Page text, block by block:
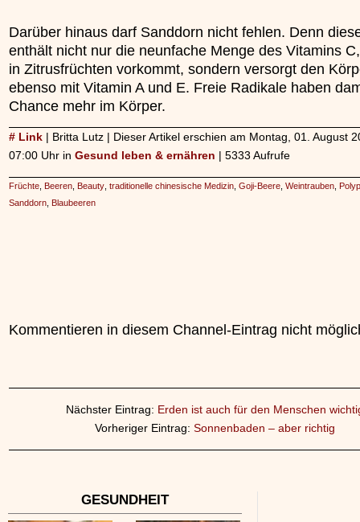
Darüber hinaus darf Sanddorn nicht fehlen. Denn
enthält nicht nur die neunfache Menge des Vitamins
in Zitrusfrüchten vorkommt, sondern versorgt den
ebenso mit Vitamin A und E. Freie Radikale haben
Chance mehr im Körper.
# Link | Britta Lutz | Dieser Artikel erschien am Montag, 01. August
07:00 Uhr in Gesund leben & ernähren | 5333 Aufrufe
Früchte Beeren Beauty traditionelle chinesische Medizin Goji-Beere Weintrauben
Sanddorn Blaubeeren
Kommentieren in diesem Channel-Eintrag nicht
Nächster Eintrag: Erden ist auch für den Menschen
Vorheriger Eintrag: Sonnenbaden – aber richtig
GESUNDHEIT